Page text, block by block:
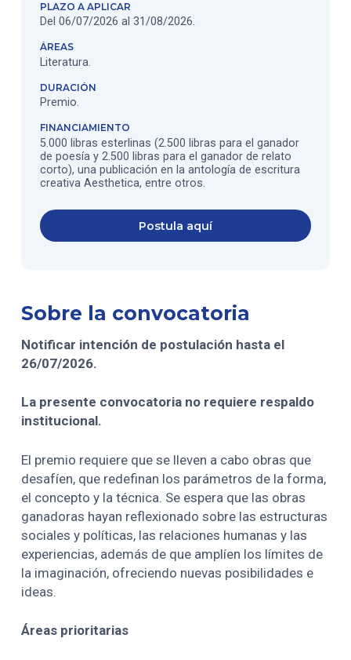
PLAZO A APLICAR
Del 06/07/2026 al 31/08/2026.
ÁREAS
Literatura.
DURACIÓN
Premio.
FINANCIAMIENTO
5.000 libras esterlinas (2.500 libras para el ganador
de poesía y 2.500 libras para el ganador de relato
corto), una publicación en la antología de escritura
creativa Aesthetica, entre otros.
Postula aquí
Sobre la convocatoria
Notificar intención de postulación hasta el
26/07/2026.
La presente convocatoria no requiere respaldo
institucional.
El premio requiere que se lleven a cabo obras que
desafíen, que redefinan los parámetros de la forma,
el concepto y la técnica. Se espera que las obras
ganadoras hayan reflexionado sobre las estructuras
sociales y políticas, las relaciones humanas y las
experiencias, además de que amplíen los límites de
la imaginación, ofreciendo nuevas posibilidades e
ideas.
Áreas prioritarias